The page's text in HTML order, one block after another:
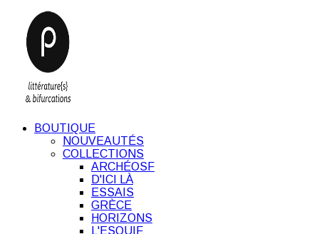
BOUTIQUE
NOUVEAUTÉS
COLLECTIONS
ARCHÉOSF
D'ICI LÀ
ESSAIS
GRÈCE
HORIZONS
L'ESQUIF